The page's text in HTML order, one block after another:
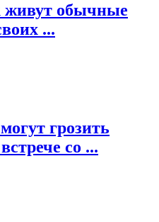
живут обычные
...
грозить
со ...